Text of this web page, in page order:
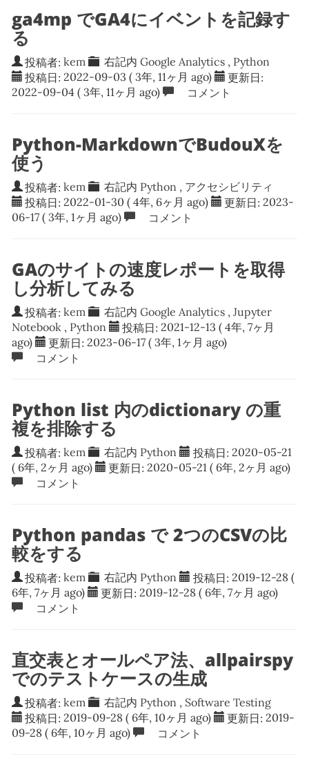
ga4mp でGA4にイベントを記録す
る
投稿者: kem 右記内Google Analytics , Python
投稿日: 2022-09-03 ( 3年, 11ヶ月 ago) 更新日:
2022-09-04 ( 3年, 11ヶ月 ago) コメント
Python-MarkdownでBudouXを
使う
投稿者: kem 右記内 Python , アクセシビリティ
投稿日: 2022-01-30 ( 4年, 6ヶ月 ago) 更新日: 2023-
06-17 ( 3年, 1ヶ月 ago) コメント
GAのサイトの速度レポートを取得
し分析してみる
投稿者: kem 右記内Google Analytics ,Jupyter
Notebook , Python 投稿日: 2021-12-13 ( 4年, 7ヶ月
ago)
更新日: 2023-06-17 ( 3年, 1ヶ月 ago)
コメント
Python list 内のdictionary の重
複を排除する
投稿者: kem 右記内 Python 投稿日: 2020-05-21
( 6年, 2ヶ月 ago)
更新日: 2020-05-21 ( 6年, 2ヶ月 ago)
コメント
Python pandas で 2つのCSVの比
較をする
投稿者: kem 右記内 Python 投稿日: 2019-12-28(
6年, 7ヶ月 ago)
更新日: 2019-12-28 ( 6年, 7ヶ月 ago)
コメント
直交表とオールペア法、allpairspy
でのテストケースの生成
投稿者: kem 右記内 Python , Software Testing
投稿日: 2019-09-28 ( 6年, 10ヶ月 ago) 更新日: 2019-
09-28 ( 6年, 10ヶ月 ago) コメント